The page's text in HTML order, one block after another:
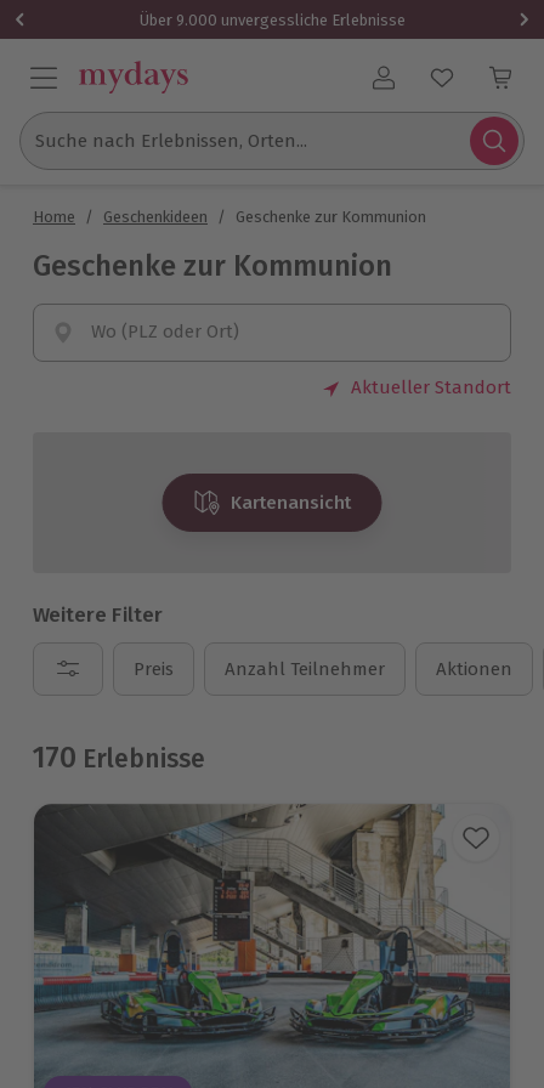
Über 9.000 unvergessliche Erlebnisse
Benutzerkonto
Suche nach Erlebnissen, Orten...
Home / Geschenkideen / Geschenke zur Kommunion
Geschenke zur Kommunion
Wo (PLZ oder Ort)
Aktueller Standort
Kartenansicht
Weitere Filter
Preis Anzahl Teilnehmer Aktionen
170 Erlebnisse